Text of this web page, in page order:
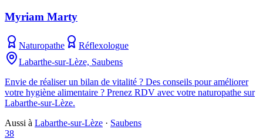
Myriam Marty
Naturopathe
Réflexologue
Labarthe-sur-Lèze, Saubens
Envie de réaliser un bilan de vitalité ? Des conseils pour améliorer
votre hygiène alimentaire ? Prenez RDV avec votre naturopathe sur
Labarthe-sur-Lèze.
Aussi à Labarthe-sur-Lèze · Saubens
38